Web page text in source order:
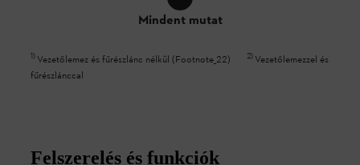
Mindent mutat
1) Vezetőlemez és fűrészlánc nélkül (Footnote_22) 2) Vezetőlemezzel és
fűrészlánccal
Felszerelés és funkciók